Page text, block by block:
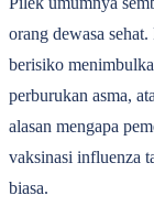
orang dewasa
berisiko
perburukan asma,
alasan mengapa
vaksinasi influenza
biasa.